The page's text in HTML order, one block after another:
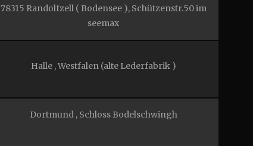
78315 Randolfzell ( Bodensee ), Schützenstr.50 im
seemax
Halle , Westfalen (alte Lederfabrik )
Dortmund , Schloss Bodelschwingh